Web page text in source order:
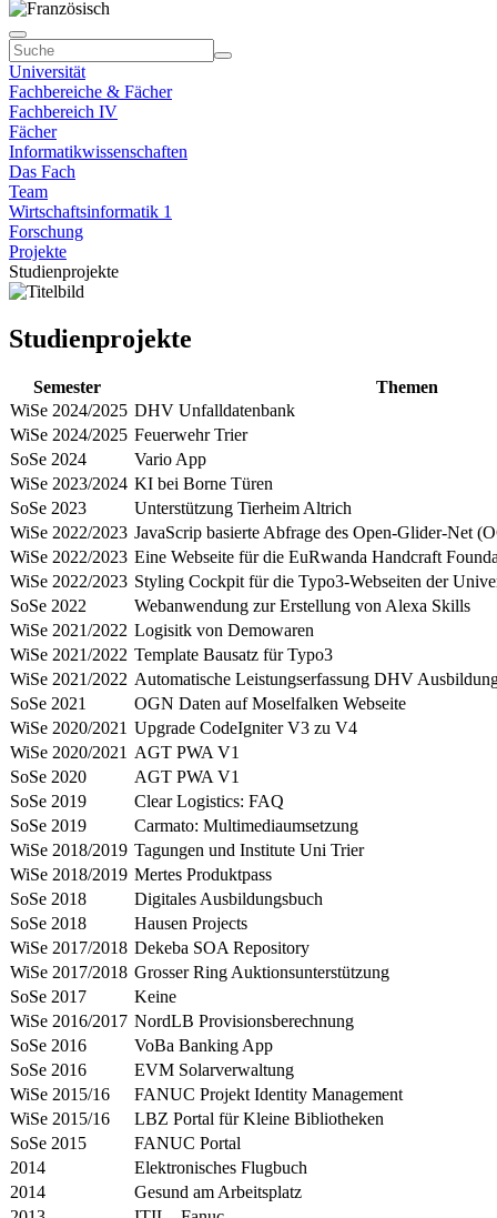
Universität
Fachbereiche & Fächer
Fachbereich IV
Fächer
Informatikwissenschaften
Das Fach
Team
Wirtschaftsinformatik 1
Forschung
Projekte
Studienprojekte
Studienprojekte
Semester
Themen
WiSe 2024/2025 DHV Unfalldatenbank
WiSe 2024/2025 Feuerwehr Trier
SoSe 2024
Vario App
WiSe 2023/2024 KI bei Borne Türen
SoSe 2023
Unterstützung Tierheim Altrich
WiSe 2022/2023 JavaScrip basierte Abfrage des Open-Glider-Net
WiSe 2022/2023 Eine Webseite für die EuRwanda Handcraft
WiSe 2022/2023 Styling Cockpit für die Typo3-Webseiten der
SoSe 2022
Webanwendung zur Erstellung von Alexa Skills
WiSe 2021/2022 Logisitk von Demowaren
WiSe 2021/2022 Template Bausatz für Typo3
WiSe 2021/2022 Automatische Leistungserfassung DHV
SoSe 2021
OGN Daten auf Moselfalken Webseite
WiSe 2020/2021 Upgrade CodeIgniter V3 zu V4
WiSe 2020/2021 AGT PWA V1
SoSe 2020
AGT PWA V1
SoSe 2019
Clear Logistics: FAQ
SoSe 2019
Carmato: Multimediaumsetzung
WiSe 2018/2019 Tagungen und Institute Uni Trier
WiSe 2018/2019 Mertes Produktpass
SoSe 2018
Digitales Ausbildungsbuch
SoSe 2018
Hausen Projects
WiSe 2017/2018 Dekeba SOA Repository
WiSe 2017/2018 Grosser Ring Auktionsunterstützung
SoSe 2017
Keine
WiSe 2016/2017 NordLB Provisionsberechnung
SoSe 2016
VoBa Banking App
SoSe 2016
EVM Solarverwaltung
WiSe 2015/16
FANUC Projekt Identity Management
WiSe 2015/16
LBZ Portal für Kleine Bibliotheken
SoSe 2015
FANUC Portal
2014
Elektronisches Flugbuch
2014
Gesund am Arbeitsplatz